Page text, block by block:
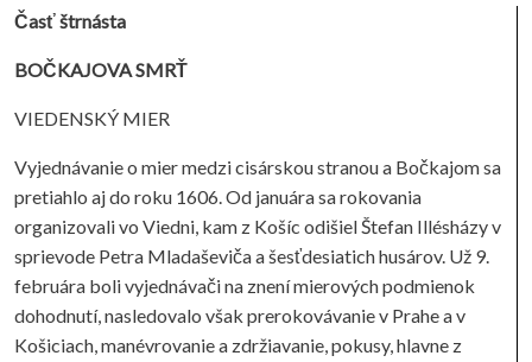
Časť štrnásta
BOČKAJOVA SMRŤ
VIEDENSKÝ MIER
Vyjednávanie o mier medzi cisárskou stranou a Bočkajom sa
pretiahlo aj do roku 1606. Od januára sa rokovania
organizovali vo Viedni, kam z Košíc odišiel Štefan Illésházy v
sprievode Petra Mladaševiča a šesťdesiatich husárov. Už 9.
februára boli vyjednávači na znení mierových podmienok
dohodnutí, nasledovalo však prerokovávanie v Prahe a v
Košiciach, manévrovanie a zdržiavanie, pokusy, hlavne z